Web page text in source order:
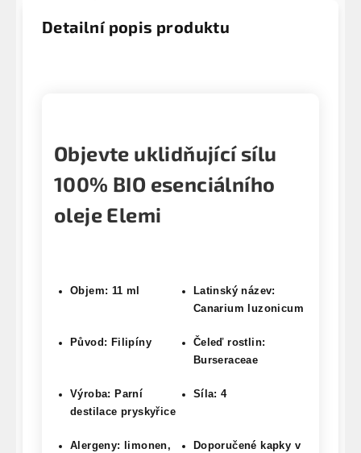
Detailní popis produktu
Objevte uklidňující sílu
100% BIO esenciálního
oleje Elemi
Objem: 11 ml
Latinský název:
Canarium luzonicum
Původ: Filipíny
Čeleď rostlin:
Burseraceae
Výroba: Parní
destilace pryskyřice
Síla: 4
Alergeny: limonen,
Doporučené kapky v